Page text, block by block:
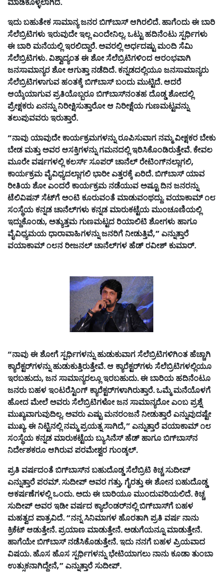
ಇದುಬಹುತೇಕಸಾಮಾನ್ಯಜನರಬಿಗ್ಬಾಸ್ಆಗಿರಲಿದೆ.ಹಾಗೆಂದುಈಬಾರಿ
ಸೆಲೆಬ್ರಿಟಿಗಳುಇರುವುದೇಇಲ್ಲಎಂದೇನಿಲ್ಲ.ಒಟ್ಟು ಹದಿನೆಂಟುಸ್ಪರ್ಧಿಗಳು
ಈಬಾರಿ ಮನೆಯಲ್ಲಿಇರಲಿದ್ದಾರೆ.ಅವರಲ್ಲಿಅರ್ಧದಷ್ಟು ಮಂದಿಸೆಮಿ
ಸೆಲೆಬ್ರಿಟಿಗಳು.ವಿಶ್ವಾದ್ಯಂತಈಶೋಸೆಲೆಬ್ರಿಟಿಗಳಿಂದಆರಂಭವಾಗಿ
ಜನಸಾಮಾನ್ಯರಶೋಆಗುತ್ತಾನಡೆದಿದೆ.ಕನ್ನಡದಲ್ಲಿಯೂಜನಸಾಮಾನ್ಯರು
ಸೆಲೆಬ್ರಿಟಿಗಳಾಗುವ ಹಂತಕ್ಕೆಬಿಗ್ಬಾಸ್ಬಂದು ಮುಟ್ಟಿದೆ.ಆದರೆ
ಆಯ್ಕೆಯಾಗುವ ಪ್ರತಿಯೊಬ್ಬರೂಬಿಗ್ಬಾಸ್ನಂತಹದೊಡ್ಡಶೋದಲ್ಲಿ
ಪ್ರೇಕ್ಷಕರುಏನನ್ನುನಿರೀಕ್ಷಿಸುತ್ತಾರೋಆನಿರೀಕ್ಷೆಯ ಗುಣಮಟ್ಟವನ್ನು
ತಲುಪುವವರುಇರುತ್ತಾರೆ.
“ನಾವು ಯಾವುದೇ ಕಾರ್ಯಕ್ರಮಗಳನ್ನುರೂಪಿಸುವಾಗನಮ್ಮವೀಕ್ಷಕರಬೇಕು
ಬೇಡ ಮತ್ತುಅವರಆಸಕ್ತಿಗಳನ್ನು ಗಮನದಲ್ಲಿಇರಿಸಿಕೊಂಡಿರುತ್ತೇವೆ.ಕೇವಲ
ಮೂರೇ ವರ್ಷಗಳಲ್ಲಿ ಕಲರ್ಸ್ಸೂಪರ್ಚಾನೆಲ್ರೇಟಿಂಗ್ನಲ್ಲಾಗಲಿ,
ಕಾರ್ಯಕ್ರಮ ವೈವಿಧ್ಯದಲ್ಲಾಗಲಿಭಾರೀಎತ್ತರಕ್ಕೆಏರಿದೆ.ಬಿಗ್ಬಾಸ್ ಯಾವ
ರೀತಿಯಶೋಎಂದರೆ ಕಾರ್ಯಕ್ರಮನಡೆಯುವಅಷ್ಟೂದಿನಜನರನ್ನು
ಟೆಲಿವಿಷನ್ಸೆಟ್ಗೆಅಂಟಿ ಕೂರುವಂತೆ ಮಾಡುವಂಥದ್ದು.ವಯಾಕಾಮ್೧೮
ಸಂಸ್ಥೆಯ ಕನ್ನಡಚಾನೆಲ್ಗಳು ಕನ್ನಡ ಮಾರುಕಟ್ಟೆಯ ಮುಂಚೂಣಿಯಲ್ಲಿ
ಇದ್ದುಕೊಂಡು,ಅತ್ಯುತ್ತಮ ಗುಣಮಟ್ಟದ ರಿಯಾಲಿಟಿಶೋಗಳು ಹಾಗೂ
ವೈವಿಧ್ಯಮಯಧಾರಾವಾಹಿಗಳನ್ನುಜನರಿಗೆನೀಡುತ್ತಿವೆ,”ಎನ್ನುತ್ತಾರೆ
ವಯಾಕಾಮ್೧೮ನ ರೀಜನಲ್ಚಾನೆಲ್ಗಳ ಹೆಡ್ರವೀಶ್ ಕುಮಾರ್.
“ನಾವುಈಶೋಗೆಸ್ಪರ್ಧಿಗಳನ್ನು ಹುಡುಕುವಾಗಸೆಲೆಬ್ರಿಟಿಗಳಿಗಿಂತ ಹೆಚ್ಚಾಗಿ
ಕ್ಯಾರೆಕ್ಟರ್ಗಳನ್ನು ಹುಡುಕುತ್ತಿರುತ್ತೇವೆ.ಆ ಕ್ಯಾರೆಕ್ಟರ್ಗಳುಸೆಲೆಬ್ರಿಟಿಗಳಲ್ಲಿಯೂ
ಇರಬಹುದು,ಜನಸಾಮಾನ್ಯರಲ್ಲೂಇರಬಹುದು.ಈಬಾರಿಯ ಹದಿನೆಂಟೂ
ಜನರುಬಹಳಇಂಟರೆಸ್ಟಿಂಗ್ ಕ್ಯಾರೆಕ್ಟರ್ಗಳಾಗಿರುತ್ತಾರೆ.ಒಮ್ಮೆ ಮನೆಯೊಳಗೆ
ಹೋದ ಮೇಲೆಅವರುಸೆಲೆಬ್ರಿಟಿಗಳೋಜನಸಾಮಾನ್ಯರೋಎಂಬ ಪ್ರಶ್ನೆ
ಮುಖ್ಯವಾಗುವುದಿಲ್ಲ.ಅವರುಎಷ್ಟು ಮನರಂಜನೆನೀಡುತ್ತಾರೆಎನ್ನುವುದಷ್ಟೇ
ಮುಖ್ಯ.ಈನಿಟ್ಟಿನಲ್ಲಿನಮ್ಮ ಪ್ರಯತ್ನಸಾಗಿದೆ,”ಎನ್ನುತ್ತಾರೆ ವಯಾಕಾಮ್೧೮
ಸಂಸ್ಥೆಯ ಕನ್ನಡ ಮಾರುಕಟ್ಟೆಯಬ್ಯುಸಿನೆಸ್ ಹೆಡ್ ಹಾಗೂಬಿಗ್ಬಾಸ್ನ
ನಿರ್ದೇಶಕರೂಆಗಿರುವ ಪರಮೇಶ್ವರ ಗುಂಡ್ಕಲ್.
ಪ್ರತಿ ವರ್ಷದಂತೆಬಿಗ್ಬಾಸ್ನಬಹುದೊಡ್ಡಸೆಲೆಬ್ರಿಟಿ ಕಿಚ್ಚಸುದೀಪ್
ಎನ್ನುತ್ತಾರೆ ಪರಮ್.ಸುದೀಪ್ಅವರ ಗತ್ತು, ಗೈರತ್ತುಈಶೋನಬಹುದೊಡ್ಡ
ಆಕರ್ಷಣೆಗಳಲ್ಲಿಒಂದು.ಅದುಈಬಾರಿಯೂ ಮುಂದುವರಿಯಲಿದೆ.ಕಿಚ್ಚ
ಸುದೀಪ್ಅವರಇಡೀ ವರ್ಷದ ಕ್ಯಾಲೆಂಡರ್ನಲ್ಲಿಬಿಗ್ಬಾಸ್ಗೆಬಹಳ
ಮಹತ್ವದ ಪಾತ್ರವಿದೆ. “ನನ್ನಸಿನಿಮಾಗಳ ಹೊರತಾಗಿ ಪ್ರತಿ ವರ್ಷನಾನು
ಕ್ರಿಕೆಟ್ಆಡುತ್ತೇನೆ.ಪ್ರಯಾಣ ಮಾಡುತ್ತೇನೆ.ಅಡುಗೆಯನ್ನೂ ಮಾಡುತ್ತೇನೆ.
ಹಾಗೆಯೇಬಿಗ್ಬಾಸ್ನಡೆಸಿಕೊಡುತ್ತೇನೆ.ಇದುನನಗೆಬಹಳಪ್ರಿಯವಾದ
ವಿಷಯ.ಹೊಸ ಹೊಸಸ್ಪರ್ಧಿಗಳನ್ನುಭೇಟಿಯಾಗಲುನಾನು ಕೂಡಾತುಂಬಾ
ಉತ್ಸುಕನಾಗಿದ್ದೇನೆ,”ಎನ್ನುತ್ತಾರೆಸುದೀಪ್.